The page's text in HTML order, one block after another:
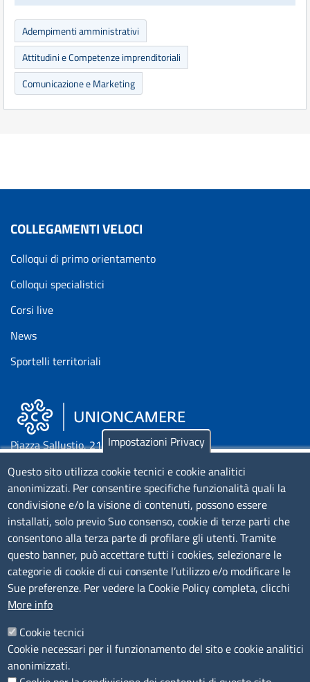
Adempimenti amministrativi
Attitudini e Competenze imprenditoriali
Comunicazione e Marketing
COLLEGAMENTI VELOCI
Colloqui di primo orientamento
Colloqui specialistici
Corsi live
News
Sportelli territoriali
Piazza Sallustio, 21 - 00187 Roma
EMAIL: info.sni@unioncamere.it
C.F.: 01484460587
P.Iva: 01000211001
SERVIZIO REALIZZATO DA
Impostazioni Privacy
Questo sito utilizza cookie tecnici e cookie analitici
anonimizzati. Per consentire specifiche funzionalità quali la
condivisione e/o la visione di contenuti, possono essere
installati, solo previo Suo consenso, cookie di terze parti che
consentono alla terza parte di profilare gli utenti. Tramite
questo banner, può accettare tutti i cookies, selezionare le
categorie di cookie di cui consente l’utilizzo e/o modificare le
Sue preferenze. Per vedere la Cookie Policy completa, clicchi
More info
Cookie tecnici
Cookie necessari per il funzionamento del sito e cookie analitici
anonimizzati.